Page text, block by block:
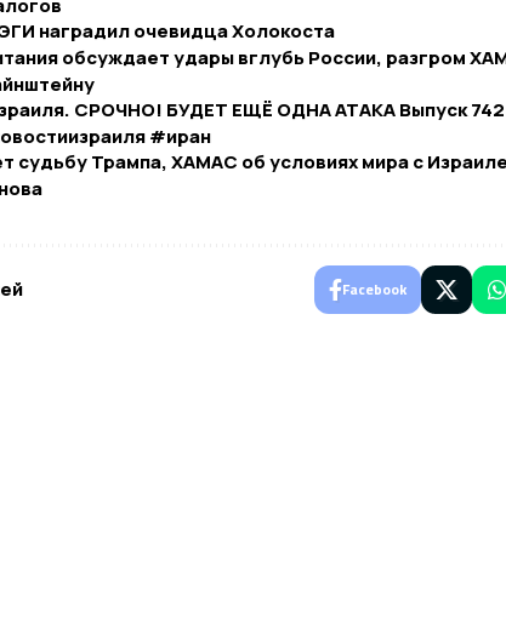
наградил очевидца Холокоста
обсуждает удары вглубь России, разгром
СРОЧНО! БУДЕТ ЕЩЁ ОДНА АТАКА Выпуск
#иран
судьбу Трампа, ХАМАС об условиях мира с
Facebook